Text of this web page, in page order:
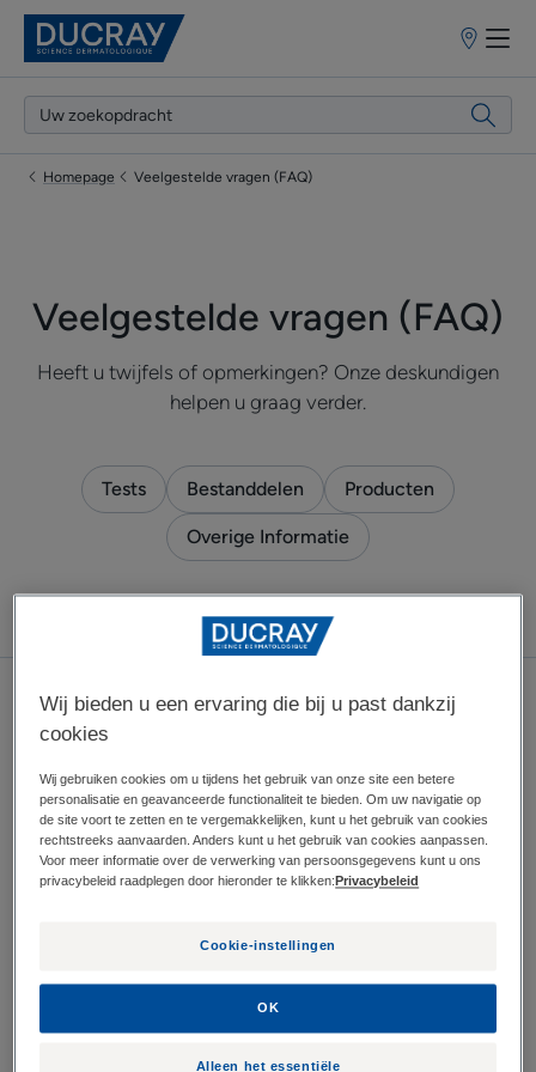
Homepage Veelgestelde vragen (FAQ)
Veelgestelde vragen (FAQ)
Heeft u twijfels of opmerkingen? Onze deskundigen
helpen u graag verder.
Tests Bestanddelen Producten
Overige Informatie
Tests
Wij doen geen concessies aan de veiligheid van onze
producten. We werken samen met
hooggekwalificeerde teams van toxicologen om de
veiligheid van onze producten nauwgelet te evalueren.
Kan ik productsamples van Ducray
Wij bieden u een ervaring die bij u past dankzij
cookies
Wij gebruiken cookies om u tijdens het gebruik van onze site een betere
personalisatie en geavanceerde functionaliteit te bieden. Om uw navigatie op
de site voort te zetten en te vergemakkelijken, kunt u het gebruik van cookies
rechtstreeks aanvaarden. Anders kunt u het gebruik van cookies aanpassen.
Voor meer informatie over de verwerking van persoonsgegevens kunt u ons
privacybeleid raadplegen door hieronder te klikken: Privacybeleid
Cookie-instellingen
Alleen het essentiële
OK